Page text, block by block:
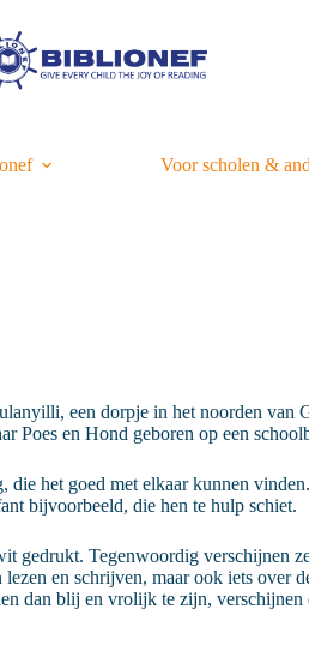
Voor scholen &
een dorpje in het noorden van
Poes en Hond geboren op een
het goed met elkaar kunnen
bijvoorbeeld, die hen te hulp schiet.
gedrukt. Tegenwoordig
en schrijven, maar ook iets
dan blij en vrolijk te zijn,